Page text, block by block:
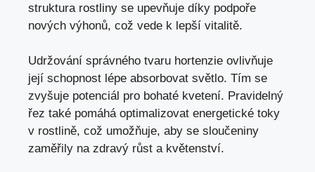
struktura rostliny se upevňuje díky podpoře
nových výhonů, což vede k lepší vitalitě.
Udržování správného tvaru hortenzie ovlivňuje
její schopnost lépe absorbovat světlo. Tím se
zvyšuje potenciál pro bohaté kvetení. Pravidelný
řez také pomáhá optimalizovat energetické toky
v rostlině, což umožňuje, aby se sloučeniny
zaměřily na zdravý růst a květenství.